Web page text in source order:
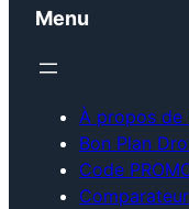
Menu
À propos de
Bon Plan
Code